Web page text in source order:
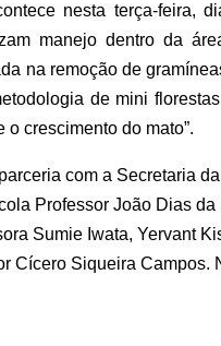
nesta terça-feira,
manejo dentro da
na remoção de
de mini
crescimento do mato”.
com a Secretaria
Professor João Dias
Sumie Iwata, Yervant
Cícero Siqueira Campos.